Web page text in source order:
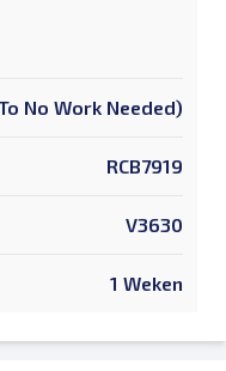
No Work Needed)
RCB7919
V3630
1 Weken